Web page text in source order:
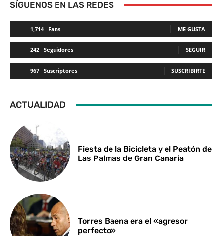
SÍGUENOS EN LAS REDES
1,714 Fans ME GUSTA
242 Seguidores SEGUIR
967 Suscriptores SUSCRIBIRTE
ACTUALIDAD
Fiesta de la Bicicleta y el Peatón de
Las Palmas de Gran Canaria
Torres Baena era el «agresor
perfecto»